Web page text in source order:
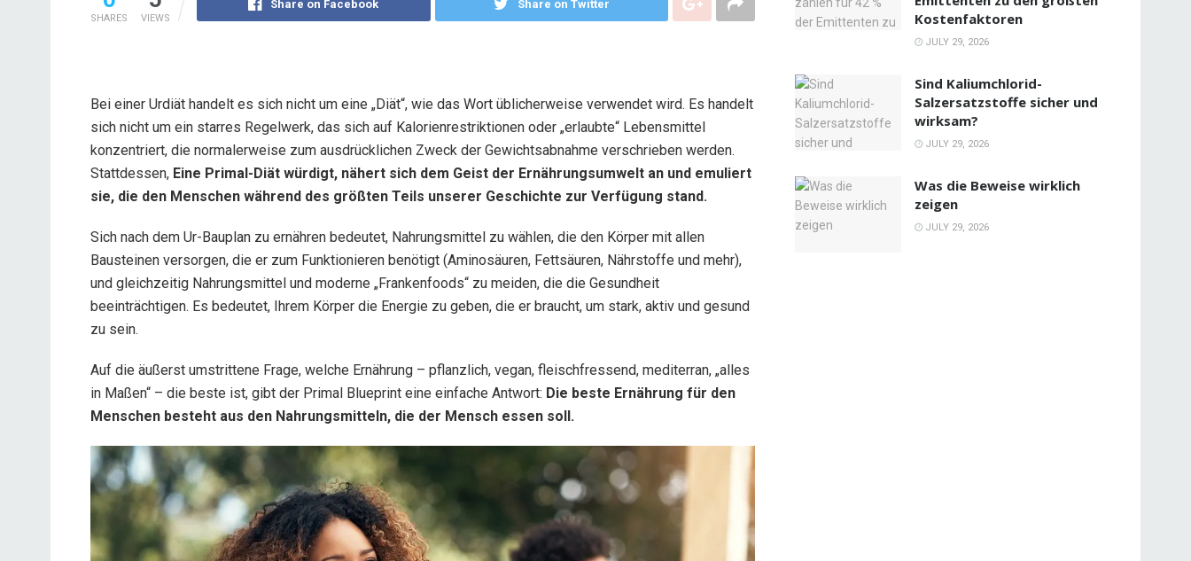
SHARES VIEWS
Share on Facebook Share on Twitter
Bei einer Urdiät handelt es sich nicht um eine „Diät“, wie das Wort üblicherweise verwendet wird. Es handelt
sich nicht um ein starres Regelwerk, das sich auf Kalorienrestriktionen oder „erlaubte“ Lebensmittel
konzentriert, die normalerweise zum ausdrücklichen Zweck der Gewichtsabnahme verschrieben werden.
Stattdessen, Eine Primal-Diät würdigt, nähert sich dem Geist der Ernährungsumwelt an und emuliert
sie, die den Menschen während des größten Teils unserer Geschichte zur Verfügung stand.
Sich nach dem Ur-Bauplan zu ernähren bedeutet, Nahrungsmittel zu wählen, die den Körper mit allen
Bausteinen versorgen, die er zum Funktionieren benötigt (Aminosäuren, Fettsäuren, Nährstoffe und mehr),
und gleichzeitig Nahrungsmittel und moderne „Frankenfoods“ zu meiden, die die Gesundheit
beeinträchtigen. Es bedeutet, Ihrem Körper die Energie zu geben, die er braucht, um stark, aktiv und gesund
zu sein.
Auf die äußerst umstrittene Frage, welche Ernährung – pflanzlich, vegan, fleischfressend, mediterran, „alles
in Maßen“ – die beste ist, gibt der Primal Blueprint eine einfache Antwort: Die beste Ernährung für den
Menschen besteht aus den Nahrungsmitteln, die der Mensch essen soll.
Kostenfaktoren
JULY 29, 2026
Sind Kaliumchlorid-
Salzersatzstoffe sicher und
wirksam?
JULY 29, 2026
Was die Beweise wirklich
zeigen
JULY 29, 2026